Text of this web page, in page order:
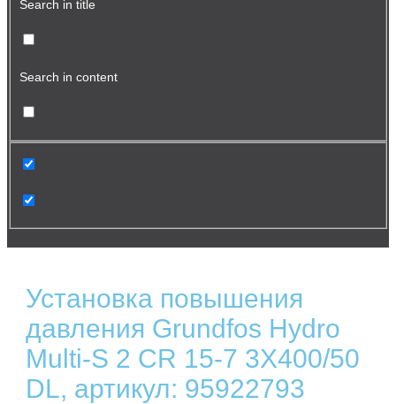
Search in title
Search in content
Установка повышения
давления Grundfos Hydro
Multi-S 2 CR 15-7 3X400/50
DL, артикул: 95922793